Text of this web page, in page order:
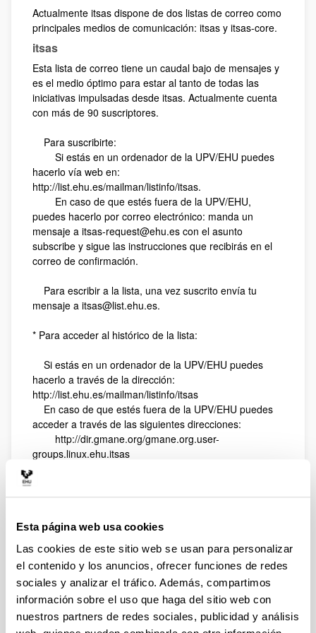
Esta página web usa cookies
Las cookies de este sitio web se usan para personalizar
el contenido y los anuncios, ofrecer funciones de redes
sociales y analizar el tráfico. Además, compartimos
información sobre el uso que haga del sitio web con
nuestros partners de redes sociales, publicidad y análisis
Actualmente itsas dispone de dos listas de correo como
principales medios de comunicación: itsas y itsas-core.
itsas
Esta lista de correo tiene un caudal bajo de mensajes y
es el medio óptimo para estar al tanto de todas las
iniciativas impulsadas desde itsas. Actualmente cuenta
con más de 90 suscriptores.
Para suscribirte:
Si estás en un ordenador de la UPV/EHU puedes
hacerlo vía web en:
http://list.ehu.es/mailman/listinfo/itsas.
En caso de que estés fuera de la UPV/EHU,
puedes hacerlo por correo electrónico: manda un
mensaje a itsas-request@ehu.es con el asunto
subscribe y sigue las instrucciones que recibirás en el
correo de confirmación.
Para escribir a la lista, una vez suscrito envía tu
mensaje a itsas@list.ehu.es.
* Para acceder al histórico de la lista:
Si estás en un ordenador de la UPV/EHU puedes
hacerlo a través de la dirección:
http://list.ehu.es/mailman/listinfo/itsas
En caso de que estés fuera de la UPV/EHU puedes
acceder a través de las siguientes direcciones:
http://dir.gmane.org/gmane.org.user-
groups.linux.ehu.itsas
http://www.mail-archive.com/itsas%40list.ehu.es
llevándose a cabo todas las discusiones de los grupos
de una lista de correo con un caudal elevado de
mensajes y se anima a que toda la gente que quiera
participar en itsas de una manera activa se suscriba a
esta lista.
Puedes suscribirte a la lista de correo a través de la